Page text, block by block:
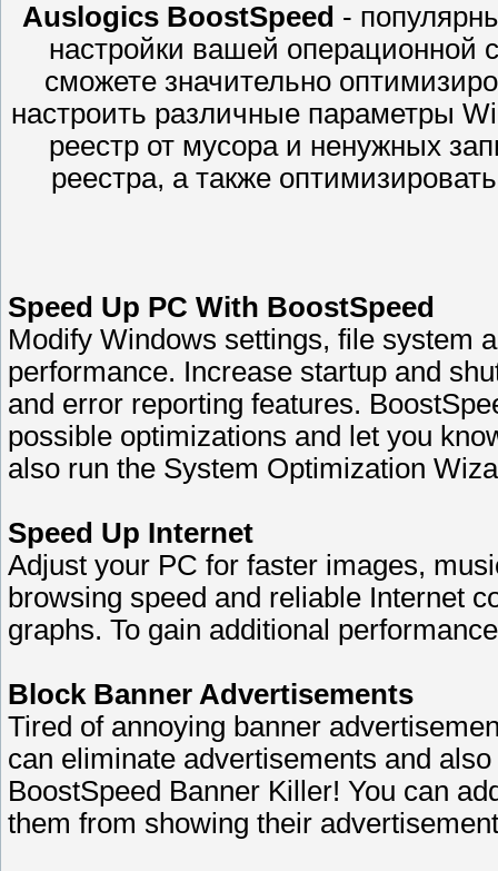
Auslogics BoostSpeed -
настройки вашей
сможете значительно
настроить различные параметры
реестр от мусора и ненужных
реестра, а также
Speed Up PC With BoostSpeed
Modify Windows settings, file system
performance. Increase startup and
and error reporting features.
possible optimizations and let you
also run the System Optimization
Speed Up Internet
Adjust your PC for faster images,
browsing speed and reliable Internet
graphs. To gain additional
Block Banner Advertisements
Tired of annoying banner
can eliminate advertisements and
BoostSpeed Banner Killer! You can
them from showing their